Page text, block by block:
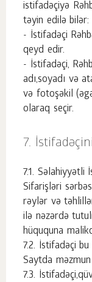
istifadəçiyə
təyin edilə bilər:
- İstifadəçi
qeyd edir.
- İstifadəçi,
adı,soyadı və
və fotoşəkil
olaraq seçir.
Səlahiyyətli
Sifarişləri
rəylər və
ilə nəzərdə
hüququna
İstifadəçi
Saytda